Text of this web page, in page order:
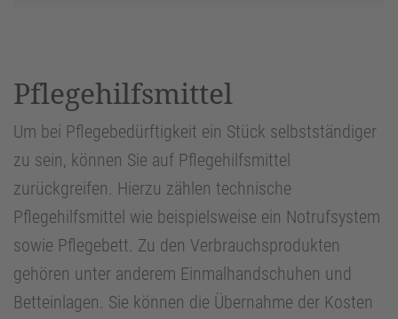
Pflegehilfsmittel
Um bei Pflegebedürftigkeit ein Stück selbstständiger
zu sein, können Sie auf Pflegehilfsmittel
zurückgreifen. Hierzu zählen technische
Pflegehilfsmittel wie beispielsweise ein Notrufsystem
sowie Pflegebett. Zu den Verbrauchsprodukten
gehören unter anderem Einmalhandschuhen und
Betteinlagen. Sie können die Übernahme der Kosten